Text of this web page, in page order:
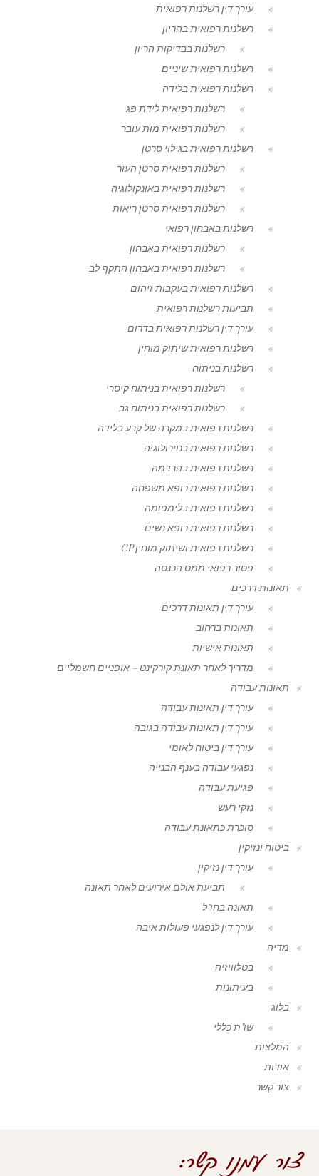
עורך דין רשלנות רפואית
רשלנות רפואית בהריון
רשלנות בבדיקות הריון
רשלנות רפואית שיניים
רשלנות רפואית בלידה
רשלנות רפואית לידת פג
רשלנות רפואית מות עובר
רשלנות רפואית בגילוי סרטן
רשלנות רפואית סרטן העור
רשלנות רפואית באונקולוגיה
רשלנות רפואית סרטן ריאות
רשלנות באבחון רפואי
רשלנות רפואית באבחון
רשלנות רפואית באבחון התקף לב
רשלנות רפואית בעקבות זיהום
תביעות רשלנות רפואית
עורך דין רשלנות רפואית בדרום
רשלנות רפואית שיתוק מוחין
רשלנות בניתוח
רשלנות רפואית בניתוח קיסרי
רשלנות רפואית בניתוח גב
רשלנות רפואית במקרה של קרע בלידה
רשלנות רפואית בנוירולוגיה
רשלנות רפואית בהרדמה
רשלנות רפואית רופא משפחה
רשלנות רפואית בלימפומה
רשלנות רפואית רופא נשים
רשלנות רפואית ושיתוק מוחין CP
פטור רפואי ממס הכנסה
תאונות דרכים
עורך דין תאונות דרכים
תאונות ברחוב
תאונות אישיות
מדריך לאחר תאונת קורקינט – אופניים חשמליים
תאונות עבודה
עורך דין תאונות עבודה
עורך דין תאונות עבודה בגובה
עורך דין ביטוח לאומי
נפגעי עבודה בענף הבנייה
פגיעת עבודה
נזקי רעש
סוכרת כתאונת עבודה
ביטוח ונזיקין
עורך דין נזיקין
תביעת אולם אירועים לאחר תאונה
תאונה בחו"ל
עורך דין לנפגעי פעולות איבה
מדיה
בטלוויזיה
בעיתונות
בלוג
שו"ת כללי
המלצות
אודות
צור קשר